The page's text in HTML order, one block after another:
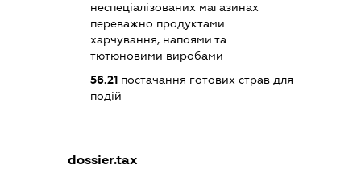
неспеціалізованих магазинах
переважно продуктами
харчування, напоями та
тютюновими виробами
56.21постачання готових страв для
подій
dossier.tax